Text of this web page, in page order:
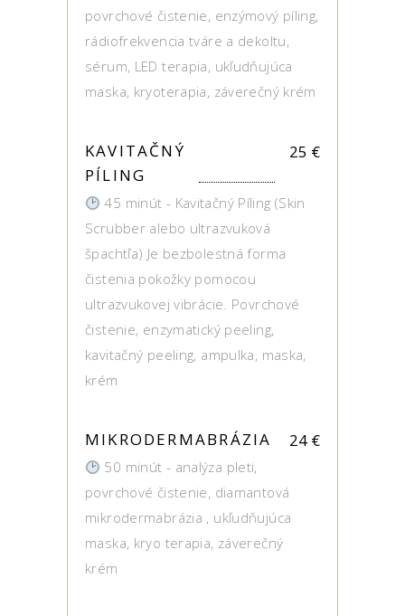
povrchové čistenie, enzýmový píling,
rádiofrekvencia tváre a dekoltu,
sérum, LED terapia, ukľudňujúca
maska, kryoterapia, záverečný krém
KAVITAČNÝ
PÍLING
25 €
45 minút - Kavitačný Píling (Skin
Scrubber alebo ultrazvuková
špachtľa) Je bezbolestná forma
čistenia pokožky pomocou
ultrazvukovej vibrácie. Povrchové
čistenie, enzymatický peeling,
kavitačný peeling, ampulka, maska,
krém
MIKRODERMABRÁZIA 24 €
50 minút - analýza pleti,
povrchové čistenie, diamantová
mikrodermabrázia , ukľudňujúca
maska, kryo terapia, záverečný
krém